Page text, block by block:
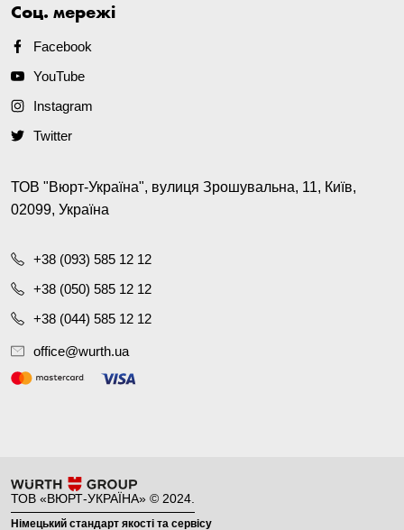
Соц. мережі
Facebook
YouTube
Instagram
Twitter
ТОВ "Вюрт-Україна", вулиця Зрошувальна, 11, Київ,
02099, Україна
+38 (093) 585 12 12
+38 (050) 585 12 12
+38 (044) 585 12 12
office@wurth.ua
ТОВ «ВЮРТ-УКРАЇНА» © 2024.
Німецький стандарт якості та сервісу